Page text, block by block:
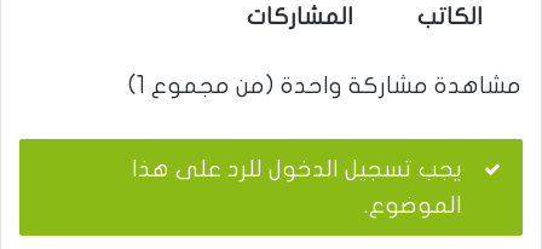
الكاتب المشاركات
مشاهدة مشاركة واحدة (من مجموع 1)
يجب تسجيل الدخول للرد على هذا
الموضوع.